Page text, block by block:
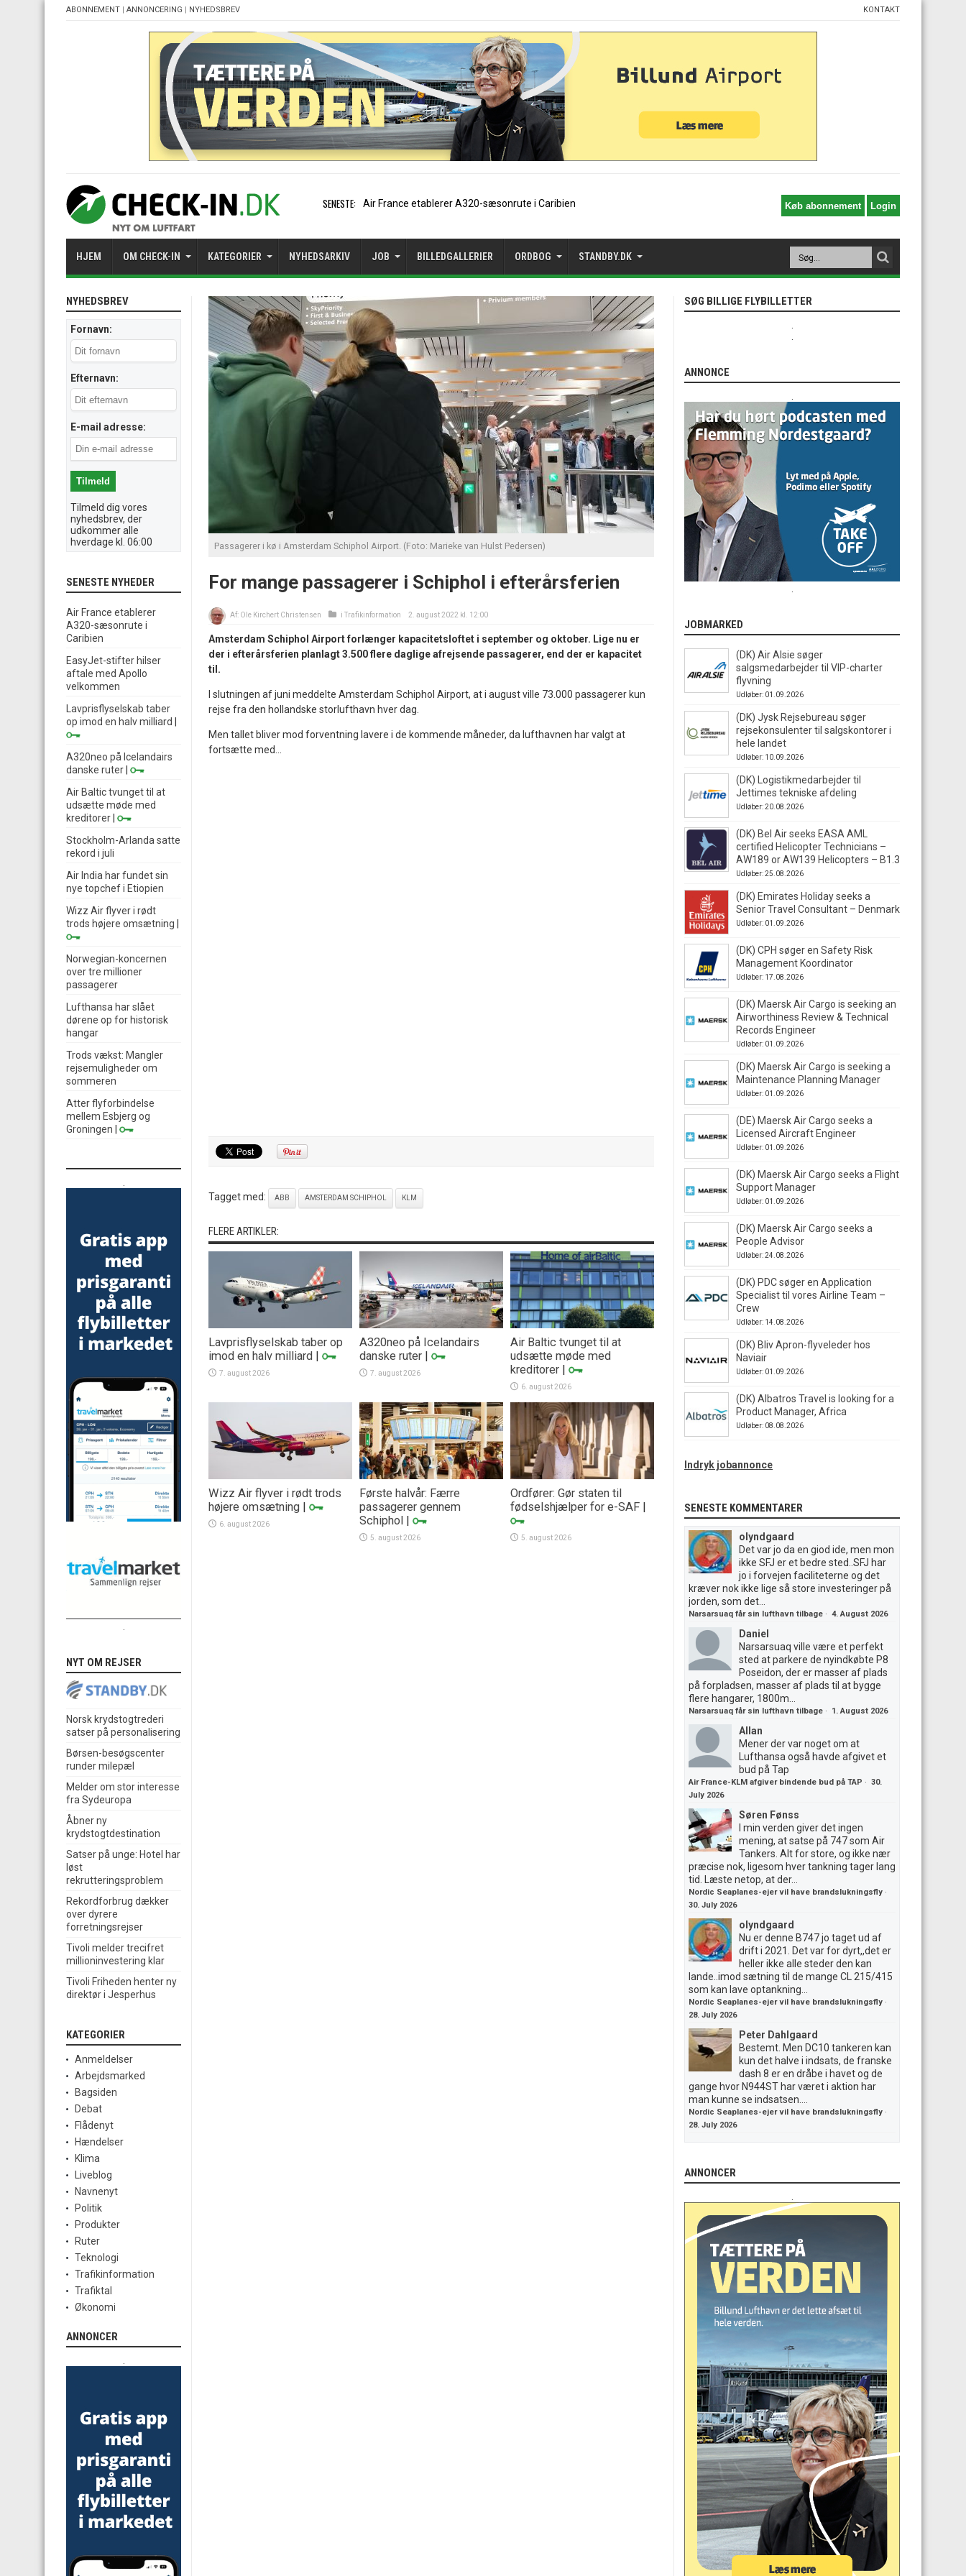
ABONNEMENT | ANNONCERING | NYHEDSBREV KONTAKT
SENESTE: EasyJet-stifter hilser aftal
HJEM OM CHECK-IN KATEGORIER NYHEDSARKIV JOB BILLEDGALLERIER ORDBOG STANDBY.DK
Passagerer i kø i Amsterdam Schiphol Airport. (Foto: Marieke van Hulst Pedersen)
For mange passagerer i Schiphol i efterårsferien
Af: Ole Kirchert Christensen i Trafikinformation 2. august 2022 kl. 12:00
Amsterdam Schiphol Airport forlænger kapacitetsloftet i september og oktober. Lige nu er
der i efterårsferien planlagt 3.500 flere daglige afrejsende passagerer, end der er kapacitet
til.
I slutningen af juni meddelte Amsterdam Schiphol Airport, at i august ville 73.000 passagerer kun
rejse fra den hollandske storlufthavn hver dag.
Men tallet bliver mod forventning lavere i de kommende måneder, da lufthavnen har valgt at
fortsætte med...
Tagget med: ABB AMSTERDAM SCHIPHOL KLM
FLERE ARTIKLER:
Lavprisflyselskab taber op
imod en halv milliard |
7. august 2026
A320neo på Icelandairs
danske ruter |
7. august 2026
Air Baltic tvunget til at
udsætte møde med
kreditorer |
6. august 2026
Wizz Air flyver i rødt trods
højere omsætning |
6. august 2026
Første halvår: Færre
passagerer gennem
Schiphol |
5. august 2026
Ordfører: Gør staten til
fødselshjælper for e-SAF |
5. august 2026
NYHEDSBREV
Fornavn:
Efternavn:
E-mail adresse:
Tilmeld dig vores
nyhedsbrev, der
udkommer alle
hverdage kl. 06:00
SENESTE NYHEDER
Air France etablerer
A320-sæsonrute i
Caribien
EasyJet-stifter hilser
aftale med Apollo
velkommen
Lavprisflyselskab taber
op imod en halv milliard
A320neo på Icelandairs
danske ruter
Air Baltic tvunget til at
udsætte møde med
kreditorer
Stockholm-Arlanda satte
rekord i juli
Air India har fundet sin
nye topchef i Etiopien
Wizz Air flyver i rødt
trods højere omsætning
Norwegian-koncernen
over tre millioner
passagerer
Lufthansa har slået
dørene op for historisk
hangar
Trods vækst: Mangler
rejsemuligheder om
sommeren
Atter flyforbindelse
mellem Esbjerg og
Groningen
NYT OM REJSER
Norsk krydstogtrederi
satser på personalisering
Børsen-besøgscenter
runder milepæl
Melder om stor interesse
fra Sydeuropa
Åbner ny
krydstogtdestination
Satser på unge: Hotel har
løst
rekrutteringsproblem
Rekordforbrug dækker
over dyrere
forretningsrejser
Tivoli melder trecifret
millioninvestering klar
Tivoli Friheden henter ny
direktør i Jesperhus
KATEGORIER
Anmeldelser
Arbejdsmarked
Bagsiden
Debat
Flådenyt
Hændelser
Klima
Liveblog
Navnenyt
Politik
Produkter
Ruter
Teknologi
Trafikinformation
Trafiktal
Økonomi
ANNONCER
SØG BILLIGE FLYBILLETTER
ANNONCE
JOBMARKED
(DK) Air Alsie søger
salgsmedarbejder til VIP-charter
flyvning
Udløber: 01.09.2026
(DK) Jysk Rejsebureau søger
rejsekonsulenter til salgskontorer i
hele landet
Udløber: 10.09.2026
(DK) Logistikmedarbejder til
Jettimes tekniske afdeling
Udløber: 20.08.2026
(DK) Bel Air seeks EASA AML
certified Helicopter Technicians –
AW189 or AW139 Helicopters – B1.3
Udløber: 25.08.2026
(DK) Emirates Holiday seeks a
Senior Travel Consultant – Denmark
Udløber: 01.09.2026
(DK) CPH søger en Safety Risk
Management Koordinator
Udløber: 17.08.2026
(DK) Maersk Air Cargo is seeking an
Airworthiness Review & Technical
Records Engineer
Udløber: 01.09.2026
(DK) Maersk Air Cargo is seeking a
Maintenance Planning Manager
Udløber: 01.09.2026
(DE) Maersk Air Cargo seeks a
Licensed Aircraft Engineer
Udløber: 01.09.2026
(DK) Maersk Air Cargo seeks a Flight
Support Manager
Udløber: 01.09.2026
(DK) Maersk Air Cargo seeks a
People Advisor
Udløber: 24.08.2026
(DK) PDC søger en Application
Specialist til vores Airline Team –
Crew
Udløber: 14.08.2026
(DK) Bliv Apron-flyveleder hos
Naviair
Udløber: 01.09.2026
(DK) Albatros Travel is looking for a
Product Manager, Africa
Udløber: 08.08.2026
Indryk jobannonce
SENESTE KOMMENTARER
olyndgaard
Det var jo da en giod ide, men mon
ikke SFJ er et bedre sted..SFJ har
jo i forvejen faciliteterne og det
kræver nok ikke lige så store investeringer på
jorden, som det...
Narsarsuaq får sin lufthavn tilbage · 4. August 2026
Daniel
Narsarsuaq ville være et perfekt
sted at parkere de nyindkøbte P8
Poseidon, der er masser af plads
på forpladsen, masser af plads til at bygge
flere hangarer, 1800m...
Narsarsuaq får sin lufthavn tilbage · 1. August 2026
Allan
Mener der var noget om at
Lufthansa også havde afgivet et
bud på Tap
Air France-KLM afgiver bindende bud på TAP · 30.
July 2026
Søren Fønss
I min verden giver det ingen
mening, at satse på 747 som Air
Tankers. Alt for store, og ikke nær
præcise nok, ligesom hver tankning tager lang
tid. Læste netop, at der...
Nordic Seaplanes-ejer vil have brandslukningsfly ·
30. July 2026
olyndgaard
Nu er denne B747 jo taget ud af
drift i 2021. Det var for dyrt,,det er
heller ikke alle steder den kan
lande..imod sætning til de mange CL 215/415
som kan lave optankning...
Nordic Seaplanes-ejer vil have brandslukningsfly ·
28. July 2026
Peter Dahlgaard
Bestemt. Men DC10 tankeren kan
kun det halve i indsats, de franske
dash 8 er en dråbe i havet og de
gange hvor N944ST har været i aktion har
man kunne se indsatsen....
Nordic Seaplanes-ejer vil have brandslukningsfly ·
28. July 2026
ANNONCER